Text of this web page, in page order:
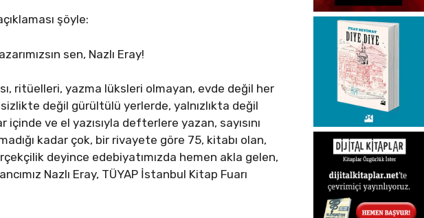
şöyle:
sen, Nazlı Eray!
ritüelleri, yazma lüksleri olmayan, evde değil her
değil gürültülü yerlerde, yalnızlıkta değil
içinde ve el yazısıyla defterlere yazan, sayısını
kadar çok, bir rivayete göre 75, kitabı olan,
deyince edebiyatımızda hemen akla gelen,
Nazlı Eray, TÜYAP İstanbul Kitap Fuarı